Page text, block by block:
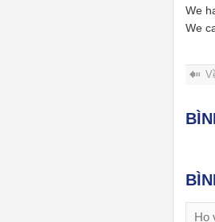
We
We